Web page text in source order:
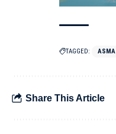
TAGGED: ASMA
Share This Article